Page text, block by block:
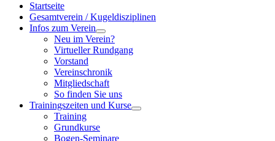
Startseite
Gesamtverein / Kugeldisziplinen
Infos zum Verein
Neu im Verein?
Virtueller Rundgang
Vorstand
Vereinschronik
Mitgliedschaft
So finden Sie uns
Trainingszeiten und Kurse
Training
Grundkurse
Bogen-Seminare